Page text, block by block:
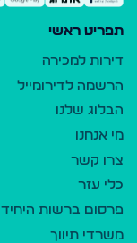
תפריט ראשי
דירות למכירה
הרשמה לדירומייל
הבלוג שלנו
מי אנחנו
צרו קשר
כלי עזר
פרסום ברשות היחיד
משרדי תיווך